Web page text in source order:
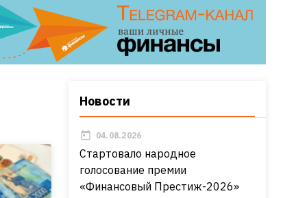
Новости
04.08.2026
Стартовало народное
голосование премии
«Финансовый Престиж-2026»